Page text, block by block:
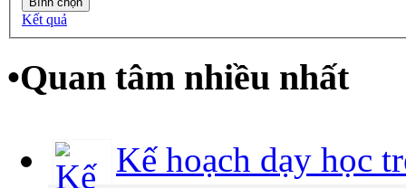
Kết quả
•Quan tâm nhiều nhất
Kế hoạch dạy học